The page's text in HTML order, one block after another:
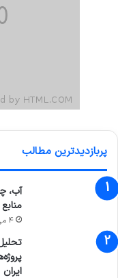
پربازدیدترین مطالب
آب،
4 می 2025
ایران